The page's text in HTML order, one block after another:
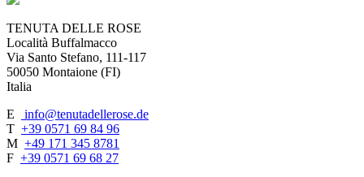
TENUTA DELLE ROSE
Località Buffalmacco
Via Santo Stefano, 111-117
50050 Montaione (FI)
Italia
E
info@tenutadellerose.de
T +39 0571 69 84 96
M +49 171 345 8781
F +39 0571 69 68 27